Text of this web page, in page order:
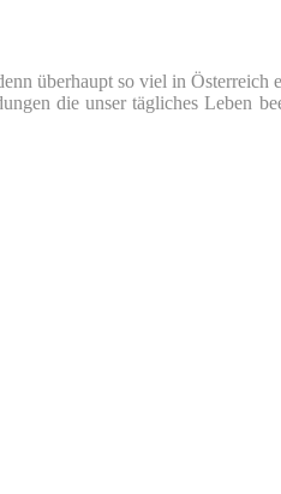
überhaupt so viel in Österreich
die unser tägliches Leben